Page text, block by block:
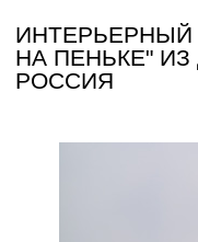
НА ПЕНЬКЕ" ИЗ
РОССИЯ